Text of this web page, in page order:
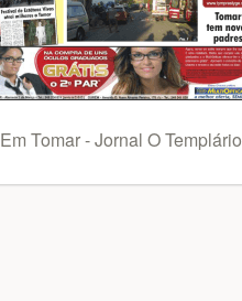
Em Tomar - Jornal O Templário